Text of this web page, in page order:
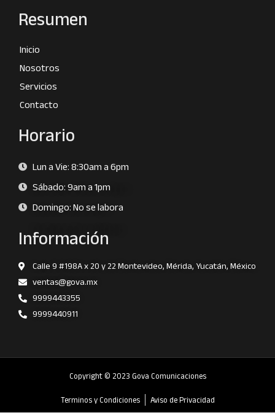
Resumen
Inicio
Nosotros
Servicios
Contacto
Horario
Lun a Vie: 8:30am a 6pm
Sábado: 9am a 1pm
Domingo: No se labora
Información
Calle 9 #198A x 20 y 22 Montevideo, Mérida, Yucatán, México
ventas@gova.mx
9999443355
9999440911
Copyright © 2023 Gova Comunicaciones
Terminos y Condiciones Aviso de Privacidad